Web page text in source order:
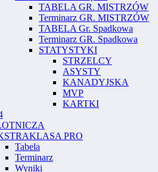
TABELA GR. MISTRZÓW
Terminarz GR. MISTRZÓW
TABELA Gr. Spadkowa
Terminarz GR. Spadkowa
STATYSTYKI
STRZELCY
ASYSTY
KANADYJSKA
MVP
KARTKI
PRO
Tabela
Terminarz
Wyniki